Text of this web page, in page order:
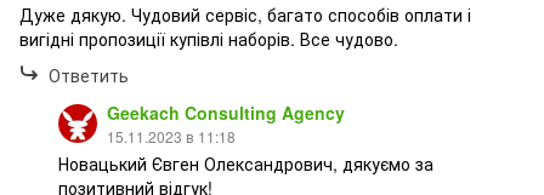
Дуже дякую. Чудовий сервіс, багато способів оплати і
вигідні пропозиції купівлі наборів. Все чудово.
Ответить
Geekach Consulting Agency
15.11.2023 в 11:18
Новацький Євген Олександрович, дякуємо за
позитивний відгук!